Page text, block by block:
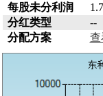
每股未分利润
分红类型
--
分配方案
查